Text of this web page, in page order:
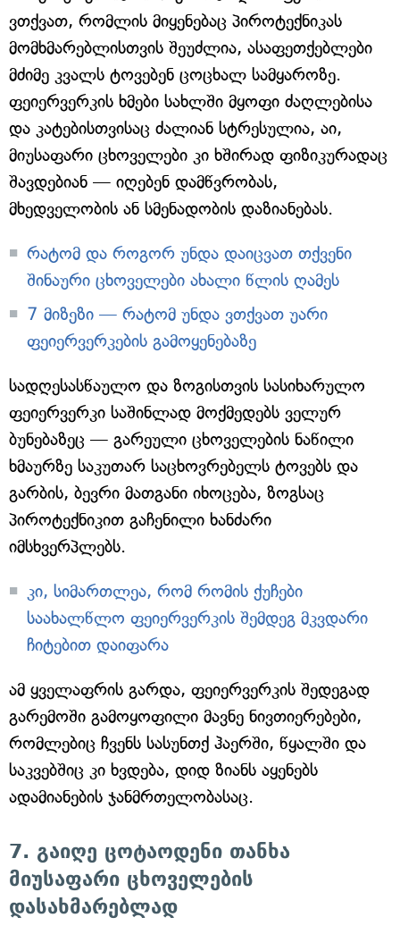
ვთქვათ, რომლის მიყენებაც პიროტექნიკას
მომხმარებლისთვის შეუძლია, ასაფეთქებლები
მძიმე კვალს ტოვებენ ცოცხალ სამყაროზე.
ფეიერვერკის ხმები სახლში მყოფი ძაღლებისა
და კატებისთვისაც ძალიან სტრესულია, აი,
მიუსაფარი ცხოველები კი ხშირად ფიზიკურადაც
შავდებიან — იღებენ დამწვრობას,
მხედველობის ან სმენადობის დაზიანებას.
რატომ და როგორ უნდა დაიცვათ თქვენი
შინაური ცხოველები ახალი წლის ღამეს
7 მიზეზი — რატომ უნდა ვთქვათ უარი
ფეიერვერკების გამოყენებაზე
სადღესასწაულო და ზოგისთვის სასიხარულო
ფეიერვერკი საშინლად მოქმედებს ველურ
ბუნებაზეც — გარეული ცხოველების ნაწილი
ხმაურზე საკუთარ საცხოვრებელს ტოვებს და
გარბის, ბევრი მათგანი იხოცება, ზოგსაც
პიროტექნიკით გაჩენილი ხანძარი
იმსხვერპლებს.
კი, სიმართლეა, რომ რომის ქუჩები
საახალწლო ფეიერვერკის შემდეგ მკვდარი
ჩიტებით დაიფარა
ამ ყველაფრის გარდა, ფეიერვერკის შედეგად
გარემოში გამოყოფილი მავნე ნივთიერებები,
რომლებიც ჩვენს სასუნთქ ჰაერში, წყალში და
საკვებშიც კი ხვდება, დიდ ზიანს აყენებს
ადამიანების ჯანმრთელობასაც.
7. გაიღე ცოტაოდენი თანხა
მიუსაფარი ცხოველების
დასახმარებლად